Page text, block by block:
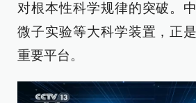
对根本性科学规律的突破。
微子实验等大科学装置，正
重要平台。